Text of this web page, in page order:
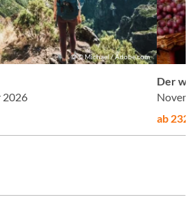
© © Michael / Adobe.com
2026
Der
ab